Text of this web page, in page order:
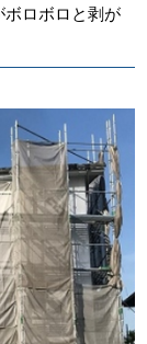
ボロボロと剥が